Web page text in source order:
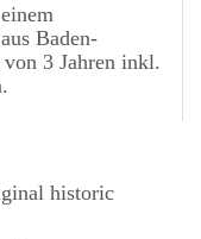
Baden-
3 Jahren inkl.
historic